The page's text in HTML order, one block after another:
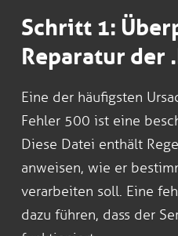
Schritt 1:
Reparatur der
Eine der häufigsten
Fehler 500 ist eine
Diese Datei enthält
anweisen, wie er
verarbeiten soll. Eine
dazu führen, dass der